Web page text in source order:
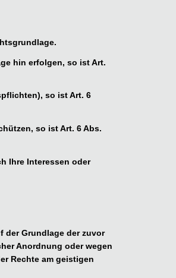
hin erfolgen, so ist Art.
so ist Art. 6
so ist Art. 6 Abs.
Ihre Interessen oder
der Grundlage der zuvor
Anordnung oder wegen
Rechte am geistigen